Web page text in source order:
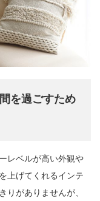
を過ごすため
レベルが高い外観や
上げてくれるインテ
りがありませんが、